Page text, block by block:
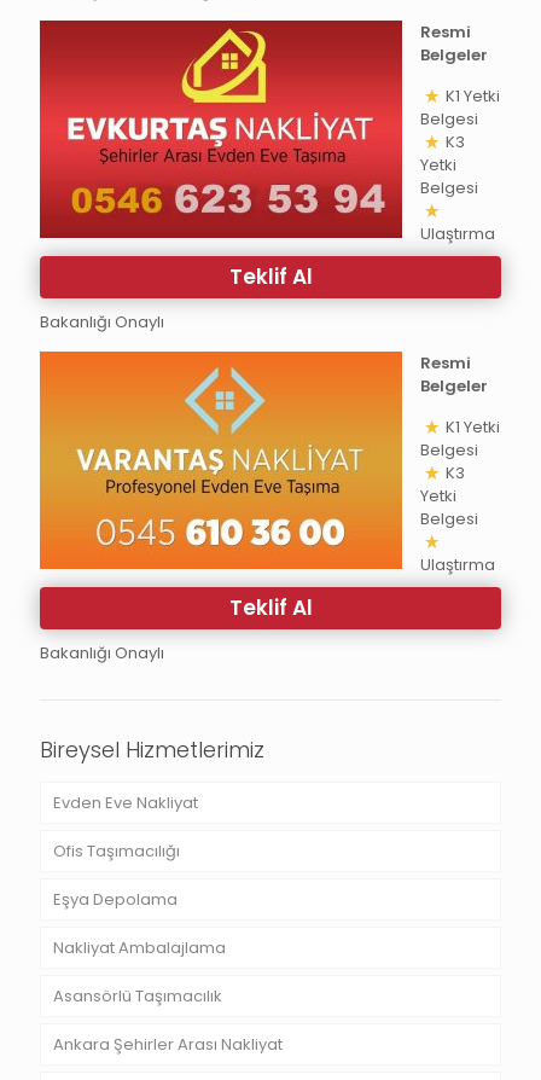
Teklif Al
Resmi
Belgeler
K1 Yetki
Belgesi
K3
Yetki
Belgesi
Ulaştırma
Bakanlığı Onaylı
Teklif Al
Resmi
Belgeler
K1 Yetki
Belgesi
K3
Yetki
Belgesi
Ulaştırma
Bakanlığı Onaylı
Bireysel Hizmetlerimiz
Evden Eve Nakliyat
Ofis Taşımacılığı
Eşya Depolama
Nakliyat Ambalajlama
Asansörlü Taşımacılık
Ankara Şehirler Arası Nakliyat